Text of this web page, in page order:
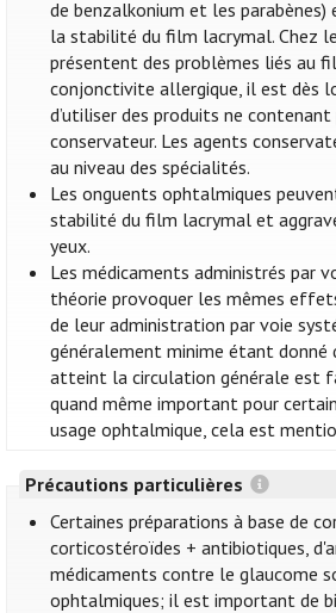
de benzalkonium et les
la stabilité du film lacrymal. Chez
présentent des problèmes liés au
conjonctivite allergique, il est dès
d’utiliser des produits ne contenant
conservateur. Les agents
au niveau des spécialités.
Les onguents ophtalmiques
stabilité du film lacrymal et
yeux.
Les médicaments administrés par
théorie provoquer les mêmes
de leur administration par voie
généralement minime étant donné
atteint la circulation générale est
quand même important pour
usage ophtalmique, cela est
Précautions particulières
Certaines préparations à base de
corticostéroïdes + antibiotiques,
médicaments contre le glaucome
ophtalmiques; il est important de